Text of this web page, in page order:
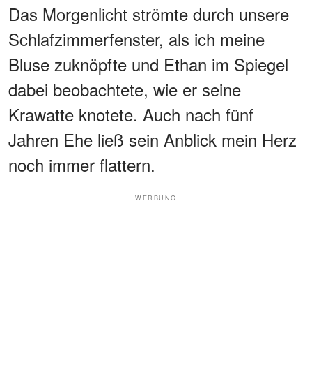
Das Morgenlicht strömte durch unsere
Schlafzimmerfenster, als ich meine
Bluse zuknöpfte und Ethan im Spiegel
dabei beobachtete, wie er seine
Krawatte knotete. Auch nach fünf
Jahren Ehe ließ sein Anblick mein Herz
noch immer flattern.
WERBUNG